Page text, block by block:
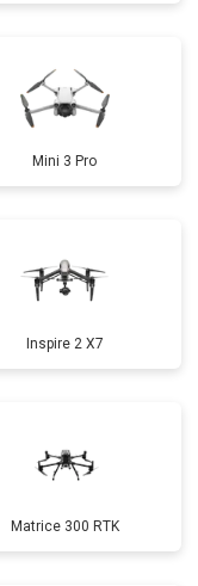
Mini 3 Pro
Inspire 2 X7
Matrice 300 RTK